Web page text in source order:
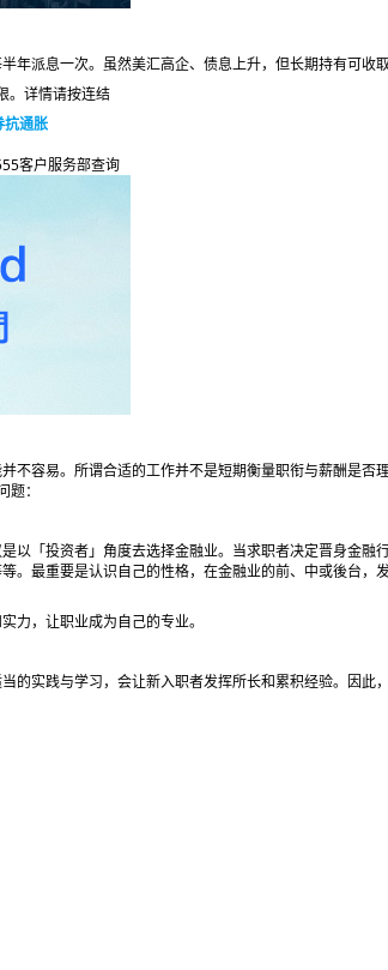
派息一次。虽然美汇高企、债息上升，但长期持有可收
。详情请按连结
抗通胀
客户服务部查询
不容易。所谓合适的工作并不是短期衡量职衔与薪酬是否
：
以「投资者」角度去选择金融业。当求职者决定晋身金融
。最重要是认识自己的性格，在金融业的前、中或後台，
力，让职业成为自己的专业。
实践与学习，会让新入职者发挥所长和累积经验。因此